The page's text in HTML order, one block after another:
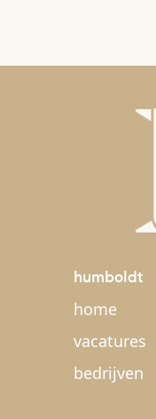
humboldt
home
vacatures
bedrijven